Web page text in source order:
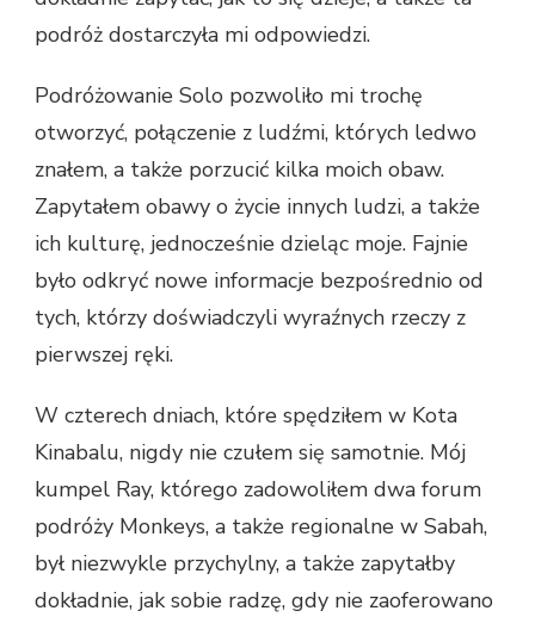
podróż dostarczyła mi odpowiedzi.
Podróżowanie Solo pozwoliło mi trochę
otworzyć, połączenie z ludźmi, których ledwo
znałem, a także porzucić kilka moich obaw.
Zapytałem obawy o życie innych ludzi, a także
ich kulturę, jednocześnie dzieląc moje. Fajnie
było odkryć nowe informacje bezpośrednio od
tych, którzy doświadczyli wyraźnych rzeczy z
pierwszej ręki.
W czterech dniach, które spędziłem w Kota
Kinabalu, nigdy nie czułem się samotnie. Mój
kumpel Ray, którego zadowoliłem dwa forum
podróży Monkeys, a także regionalne w Sabah,
był niezwykle przychylny, a także zapytałby
dokładnie, jak sobie radzę, gdy nie zaoferowano